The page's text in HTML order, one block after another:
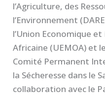
l’Agriculture, des
l’Environnement
l’Union Economique
Africaine (UEMOA) et
Comité Permanent
la Sécheresse dans le
collaboration avec le